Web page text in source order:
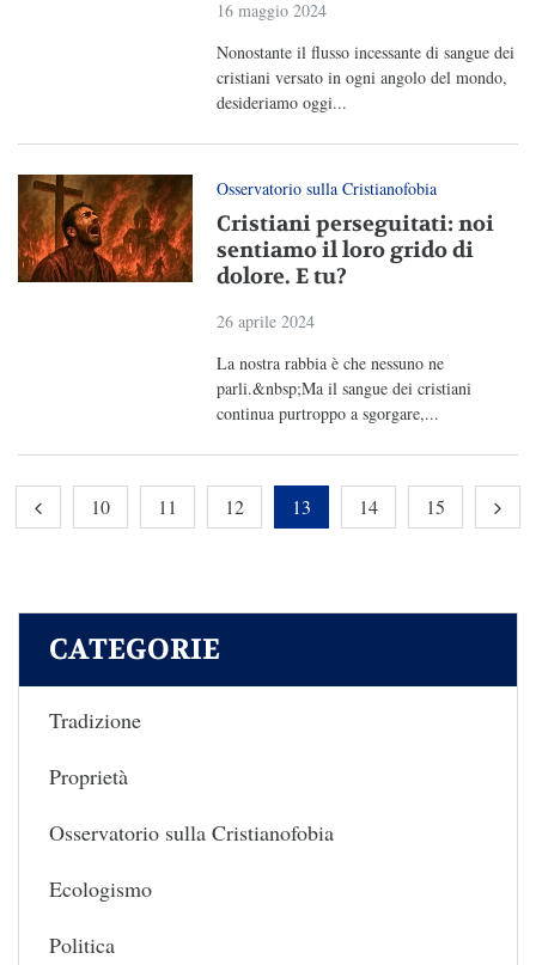
16 maggio 2024
Nonostante il flusso incessante di sangue dei
cristiani versato in ogni angolo del mondo,
desideriamo oggi...
Osservatorio sulla Cristianofobia
Cristiani perseguitati: noi
sentiamo il loro grido di
dolore. E tu?
26 aprile 2024
La nostra rabbia è che nessuno ne
parli.&nbsp;Ma il sangue dei cristiani
continua purtroppo a sgorgare,...
10 11 12 13 14 15
CATEGORIE
Tradizione
Proprietà
Osservatorio sulla Cristianofobia
Ecologismo
Politica